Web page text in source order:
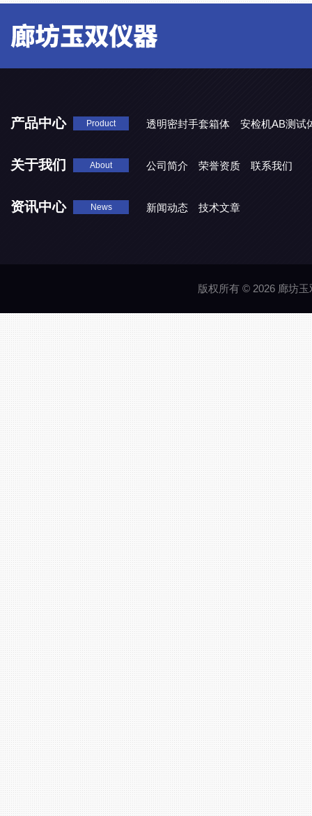
产品中心 Product 透明密封手套箱体 安检机AB测试
关于我们 About 公司简介 荣誉资质 联系我们
资讯中心 News 新闻动态 技术文章
版权所有 © 2026 廊坊